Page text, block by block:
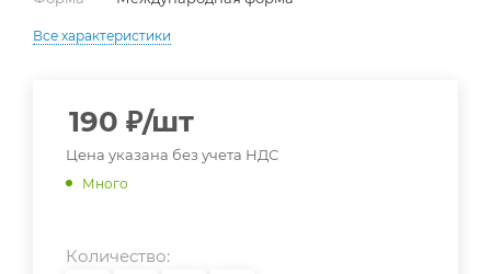
Все характеристики
190 ₽/шт
Цена указана без учета НДС
Много
Количество: